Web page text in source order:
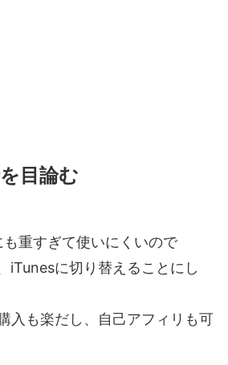
目論む
重すぎて使いにくいので
iTunesに切り替えることにし
入も楽だし、自己アフィリも可